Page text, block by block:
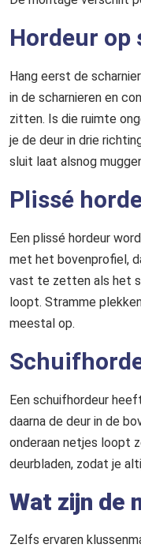
Hordeur op
Hang eerst de
in de scharnieren en
zitten. Is die ruimte
je de deur in drie
sluit laat alsnog
Plissé
Een plissé hordeur
met het bovenprofiel,
vast te zetten als het
loopt. Stramme
meestal op.
Een schuifhordeur
daarna de deur in de
onderaan netjes loopt
deurbladen, zodat je
Wat zijn de
Zelfs ervaren